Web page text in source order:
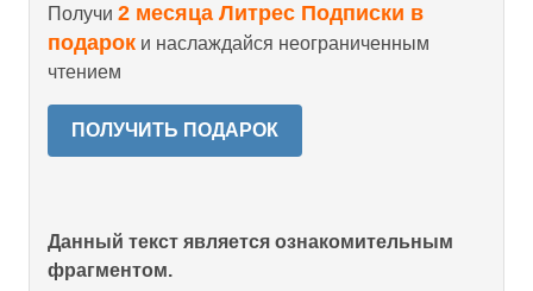
Получи 2 месяца Литрес Подписки в
подарок и наслаждайся неограниченным
чтением
ПОЛУЧИТЬ ПОДАРОК
Данный текст является ознакомительным
фрагментом.